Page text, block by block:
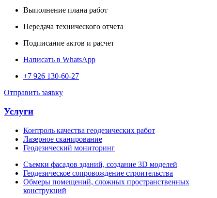
Выполнение плана работ
Передача технического отчета
Подписание актов и расчет
Написать в WhatsApp
+7 926 130-60-27
Отправить заявку
Услуги
Контроль качества геодезических работ
Лазерное сканирование
Геодезический мониторинг
Съемки фасадов зданий, создание 3D моделей
Геодезическое сопровождение строительства
Обмеры помещений, сложных пространственных
конструкций